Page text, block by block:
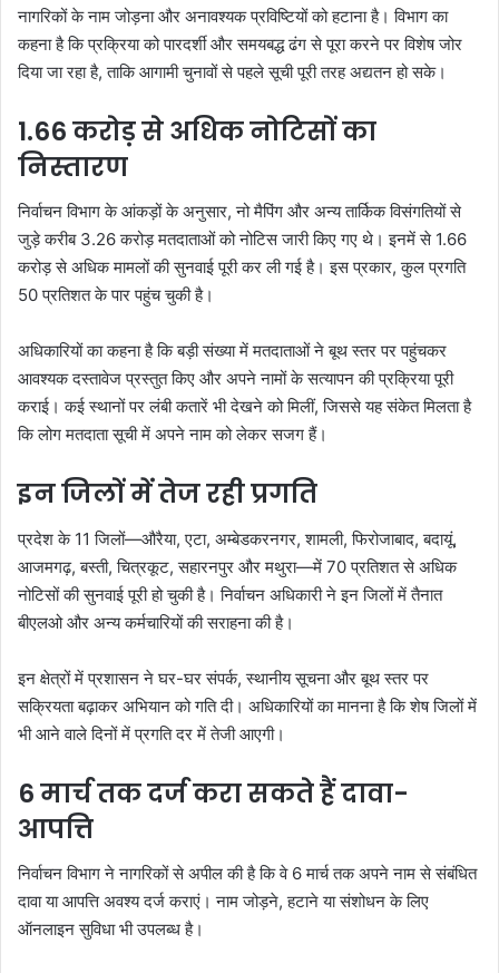
नागरिकों के नाम जोड़ना और अनावश्यक प्रविष्टियों को हटाना है। विभाग का
कहना है कि प्रक्रिया को पारदर्शी और समयबद्ध ढंग से पूरा करने पर विशेष जोर
दिया जा रहा है, ताकि आगामी चुनावों से पहले सूची पूरी तरह अद्यतन हो सके।
1.66 करोड़ से अधिक नोटिसों का
निस्तारण
निर्वाचन विभाग के आंकड़ों के अनुसार, नो मैपिंग और अन्य तार्किक विसंगतियों से
जुड़े करीब 3.26 करोड़ मतदाताओं को नोटिस जारी किए गए थे। इनमें से 1.66
करोड़ से अधिक मामलों की सुनवाई पूरी कर ली गई है। इस प्रकार, कुल प्रगति
50 प्रतिशत के पार पहुंच चुकी है।
अधिकारियों का कहना है कि बड़ी संख्या में मतदाताओं ने बूथ स्तर पर पहुंचकर
आवश्यक दस्तावेज प्रस्तुत किए और अपने नामों के सत्यापन की प्रक्रिया पूरी
कराई। कई स्थानों पर लंबी कतारें भी देखने को मिलीं, जिससे यह संकेत मिलता है
कि लोग मतदाता सूची में अपने नाम को लेकर सजग हैं।
इन जिलों में तेज रही प्रगति
प्रदेश के 11 जिलों—औरैया, एटा, अम्बेडकरनगर, शामली, फिरोजाबाद, बदायूं,
आजमगढ़, बस्ती, चित्रकूट, सहारनपुर और मथुरा—में 70 प्रतिशत से अधिक
नोटिसों की सुनवाई पूरी हो चुकी है। निर्वाचन अधिकारी ने इन जिलों में तैनात
बीएलओ और अन्य कर्मचारियों की सराहना की है।
इन क्षेत्रों में प्रशासन ने घर-घर संपर्क, स्थानीय सूचना और बूथ स्तर पर
सक्रियता बढ़ाकर अभियान को गति दी। अधिकारियों का मानना है कि शेष जिलों में
भी आने वाले दिनों में प्रगति दर में तेजी आएगी।
6 मार्च तक दर्ज करा सकते हैं दावा-
आपत्ति
निर्वाचन विभाग ने नागरिकों से अपील की है कि वे 6 मार्च तक अपने नाम से संबंधित
दावा या आपत्ति अवश्य दर्ज कराएं। नाम जोड़ने, हटाने या संशोधन के लिए
ऑनलाइन सुविधा भी उपलब्ध है।